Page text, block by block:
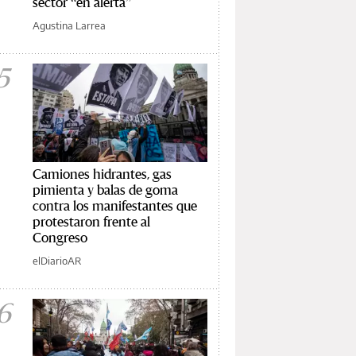
Agustina Larrea
Camiones hidrantes, gas
pimienta y balas de goma
contra los manifestantes que
protestaron frente al
Congreso
elDiarioAR